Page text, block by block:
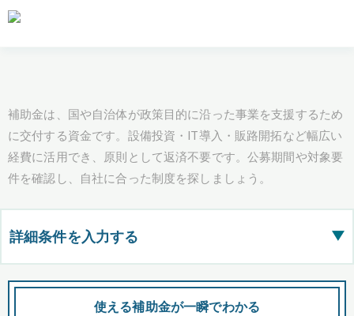
補助金は、国や自治体が政策目的に沿った事業を支援するため
に交付する資金です。設備投資・IT導入・販路開拓など幅広い
経費に活用でき、原則として返済不要です。公募期間や対象要
件を確認し、自社に合った制度を探しましょう。
詳細条件を入力する ▶
都道府県
使える補助金が一瞬でわかる